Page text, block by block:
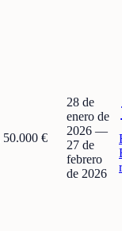
50.000 €
28 de
enero de
2026 —
27 de
febrero
de 2026